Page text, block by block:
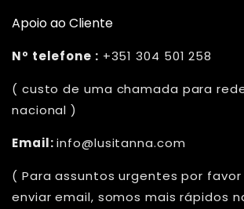
Apoio ao Cliente
Nº telefone : +351 304 501 258
( custo de uma chamada para
nacional )
Email:info@lusitanna.com
( Para assuntos urgentes por
enviar email, somos mais rápidos